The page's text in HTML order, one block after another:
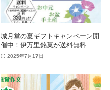
城月堂の夏ギフトキャンペーン開
催中！伊万里銘菓が送料無料
2025年7月17日